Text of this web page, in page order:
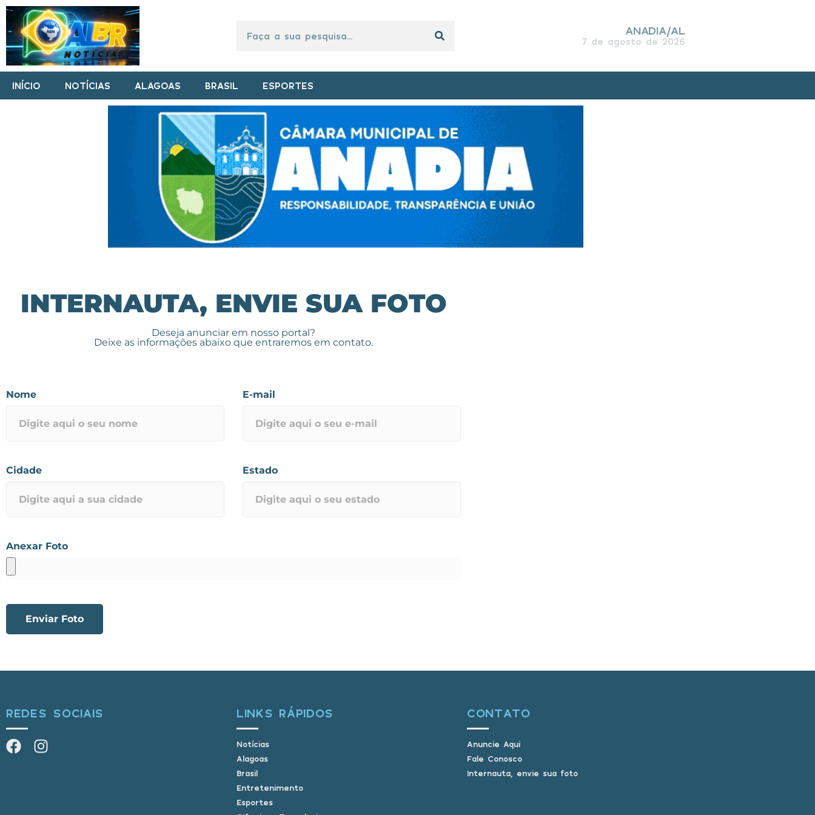
ANADIA/AL
7 de agosto de 2026
INÍCIO NOTÍCIAS ALAGOAS BRASIL ESPORTES
INTERNAUTA, ENVIE SUA FOTO
Deseja anunciar em nosso portal?
Deixe as informações abaixo que entraremos em contato.
Nome E-mail
Cidade Estado
Anexar Foto
Enviar Foto
REDES SOCIAIS LINKS RÁPIDOS
Notícias
Alagoas
Brasil
Entretenimento
Esportes
CONTATO
Anuncie Aqui
Fale Conosco
Internauta, envie sua foto